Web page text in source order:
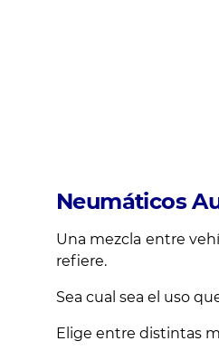
Neumáticos
Una mezcla entre
refiere.
Sea cual sea el uso
Elige entre distintas